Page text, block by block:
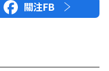
關注FB